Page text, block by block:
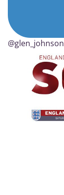
@glen_johnson